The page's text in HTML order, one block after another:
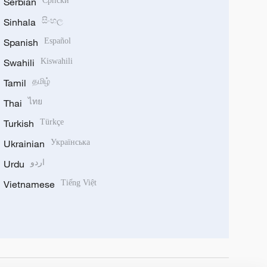
Sinhala සිංහල
Spanish Español
Swahili Kiswahili
Tamil தமிழ்
Thai ไทย
Turkish Türkçe
Ukrainian Українська
Urdu اردو
Vietnamese Tiếng Việt